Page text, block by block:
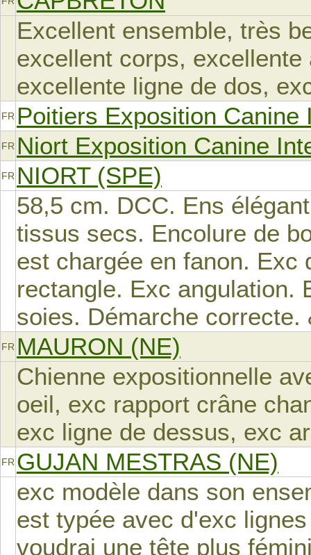
Excellent ensemble, très
excellent corps, excellente
excellente ligne de dos,
FR Poitiers Exposition Canine
FR Niort Exposition Canine
FR NIORT (SPE)
58,5 cm. DCC. Ens
tissus secs. Encolure de
est chargée en fanon. Exc
rectangle. Exc angulation.
soies. Démarche correcte.
FR MAURON (NE)
Chienne expositionnelle
oeil, exc rapport crâne
exc ligne de dessus, exc
FR GUJAN MESTRAS (NE)
exc modèle dans son
est typée avec d'exc
voudrai une tête plus